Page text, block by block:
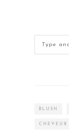
BLUSH
CHEVEUX